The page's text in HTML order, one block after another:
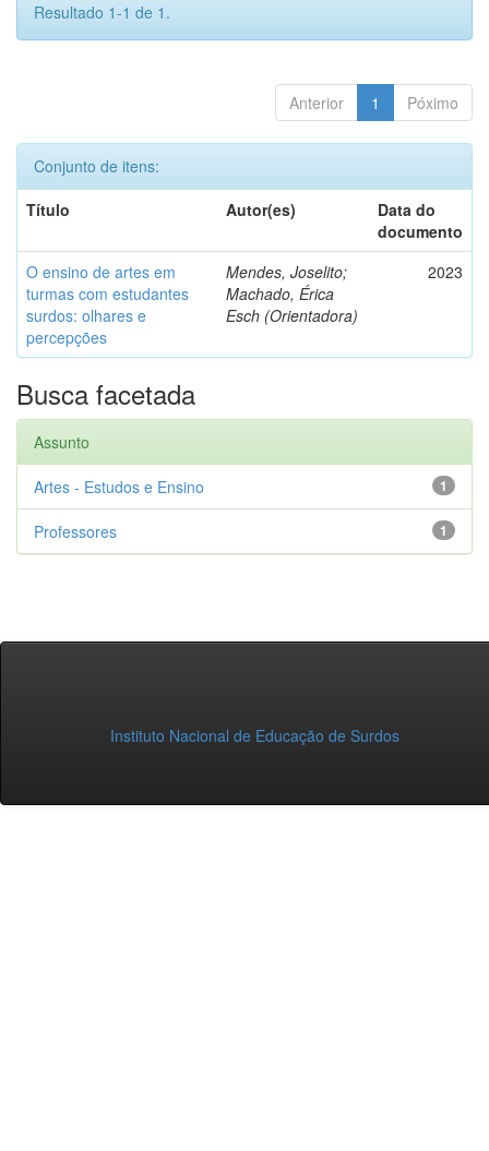
Resultado 1-1 de 1.
Anterior 1 Póximo
Conjunto de itens:
Título
Autor(es)
Data do
documento
O ensino de artes em
turmas com estudantes
surdos: olhares e
percepções
Mendes, Joselito;
Machado, Érica
Esch (Orientadora)
2023
Busca facetada
Assunto
1
Artes - Estudos e Ensino
1
Professores
Instituto Nacional de Educação de Surdos